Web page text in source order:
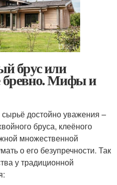
брус или
бревно. Мифы и
достойно уважения –
бруса, клеёного
множественной
о его безупречности. Так
у традиционной